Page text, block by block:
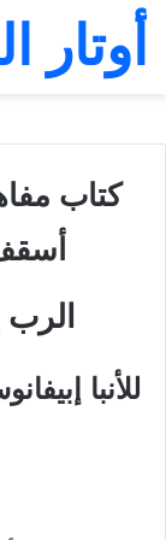
أوتار
كتاب
للأنبا